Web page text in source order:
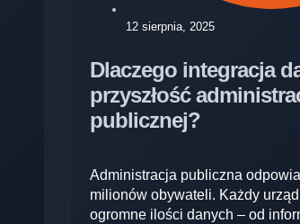
12 sierpnia, 2025
Dlaczego integracja
przyszłość
publicznej?
Administracja publiczna
milionów obywateli. Każdy
ogromne ilości danych – od